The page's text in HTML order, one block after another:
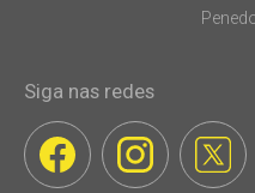
Siga nas redes